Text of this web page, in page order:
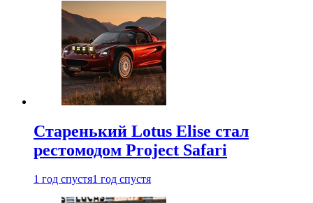
Старенький Lotus Elise стал
рестомодом Project Safari
1 год спустя1 год спустя